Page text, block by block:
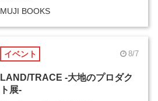
MUJI BOOKS
イベント 8/7
LAND/TRACE -大地のプロダク
ト展-